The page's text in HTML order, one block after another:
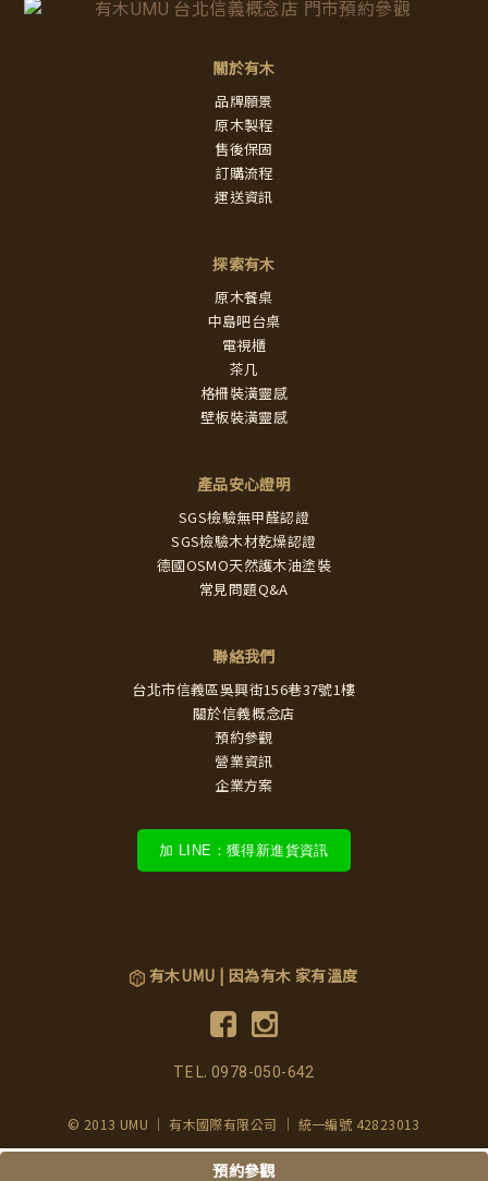
關於有木
品牌願景
原木製程
售後保固
訂購流程
運送資訊
探索有木
原木餐桌
中島吧台桌
電視櫃
茶几
格柵裝潢靈感
壁板裝潢靈感
產品安心證明
SGS檢驗無甲醛認證
SGS檢驗木材乾燥認證
德國OSMO天然護木油塗裝
常見問題Q&A
聯絡我們
台北市信義區吳興街156巷37號1樓
關於信義概念店
預約參觀
營業資訊
企業方案
加 LINE：獲得新進貨資訊
有木UMU | 因為有木 家有溫度
TEL.0978-050-642
© 2013 UMU ｜ 有木國際有限公司 ｜ 統一編號 42823013
預約參觀